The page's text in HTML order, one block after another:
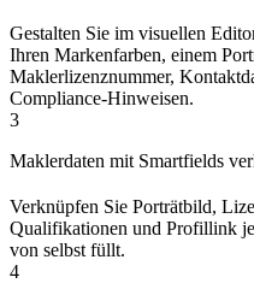
Gestalten Sie im visuellen
Ihren Markenfarben, einem
Maklerlizenznummer,
Compliance-Hinweisen.
3
Maklerdaten mit Smartfields
Verknüpfen Sie Porträtbild,
Qualifikationen und Profillink
von selbst füllt.
4